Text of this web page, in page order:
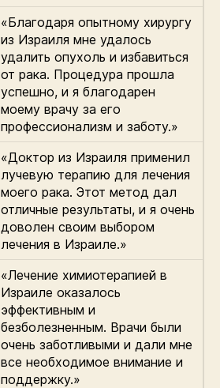
«Благодаря опытному хирургу
из Израиля мне удалось
удалить опухоль и избавиться
от рака. Процедура прошла
успешно, и я благодарен
моему врачу за его
профессионализм и заботу.»
«Доктор из Израиля применил
лучевую терапию для лечения
моего рака. Этот метод дал
отличные результаты, и я очень
доволен своим выбором
лечения в Израиле.»
«Лечение химиотерапией в
Израиле оказалось
эффективным и
безболезненным. Врачи были
очень заботливыми и дали мне
все необходимое внимание и
поддержку.»